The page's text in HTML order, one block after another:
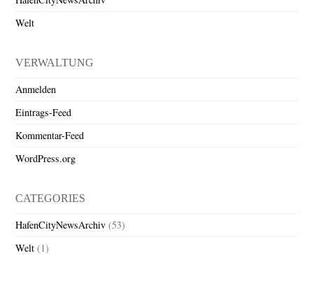
Welt
VERWALTUNG
Anmelden
Eintrags-Feed
Kommentar-Feed
WordPress.org
CATEGORIES
HafenCityNewsArchiv (53)
Welt (1)